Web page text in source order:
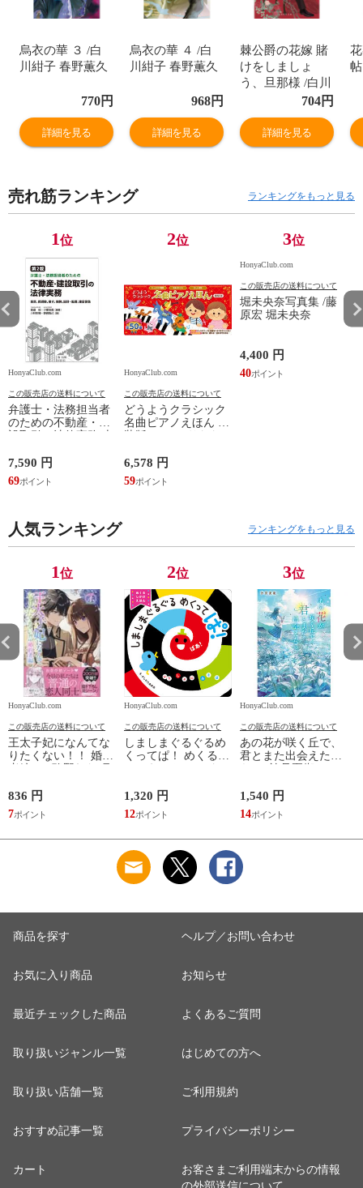
烏衣の華 ３ /白
川紺子 春野薫久
770円
詳細を見る
烏衣の華 ４ /白
川紺子 春野薫久
968円
詳細を見る
棘公爵の花嫁 賭
けをしましょ
う、旦那様 /白川
704円
詳細を見る
売れ筋ランキング ランキングをもっと見る
1位
HonyaClub.com
この販売店の送料について
弁護士・法務担当者
のための不動産・建
開発、設計・監理、
建設請負 第２版 /富
田裕 小里佳嵩
7,590 円
69
2位
HonyaClub.com
この販売店の送料について
どうようクラシック
名曲ピアノえほん 新
ワシマミワコ
6,578 円
59
3位
HonyaClub.com
この販売店の送料について
堀未央奈写真集 /藤
原宏 堀未央奈
4,400 円
40
人気ランキング ランキングをもっと見る
1位
HonyaClub.com
この販売店の送料について
王太子妃になんてな
りたくない！！ 婚約
836 円
7
2位
HonyaClub.com
この販売店の送料について
しましまぐるぐるめ
くってぱ！ めくるし
1,320 円
12
3位
HonyaClub.com
この販売店の送料について
あの花が咲く丘で、
君とまた出会えた
1,540 円
14
商品を探す
お気に入り商品
最近チェックした商品
取り扱いジャンル一覧
取り扱い店舗一覧
おすすめ記事一覧
カート
ヘルプ／お問い合わせ
お知らせ
よくあるご質問
はじめての方へ
ご利用規約
プライバシーポリシー
お客さまご利用端末からの情報